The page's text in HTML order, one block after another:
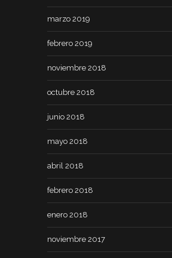
marzo 2019
febrero 2019
noviembre 2018
octubre 2018
junio 2018
mayo 2018
abril 2018
febrero 2018
enero 2018
noviembre 2017